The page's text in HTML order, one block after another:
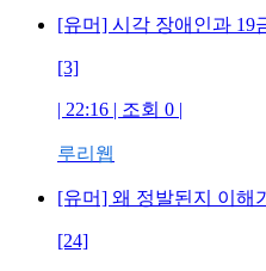
[유머] 시각 장애인과 19
[3]
| 22:16 | 조회 0 |
루리웹
[유머] 왜 정발된지 이해
[24]